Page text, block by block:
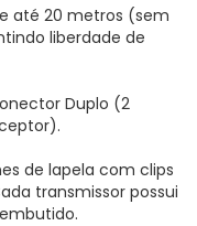
até 20 metros (sem
liberdade de
Duplo (2
de lapela com clips
transmissor possui